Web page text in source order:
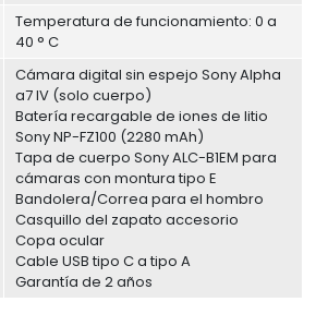
Temperatura de funcionamiento: 0 a
40 ° C
Cámara digital sin espejo Sony Alpha
a7 IV (solo cuerpo)
Batería recargable de iones de litio
Sony NP-FZ100 (2280 mAh)
Tapa de cuerpo Sony ALC-B1EM para
cámaras con montura tipo E
Bandolera/Correa para el hombro
Casquillo del zapato accesorio
Copa ocular
Cable USB tipo C a tipo A
Garantía de 2 años